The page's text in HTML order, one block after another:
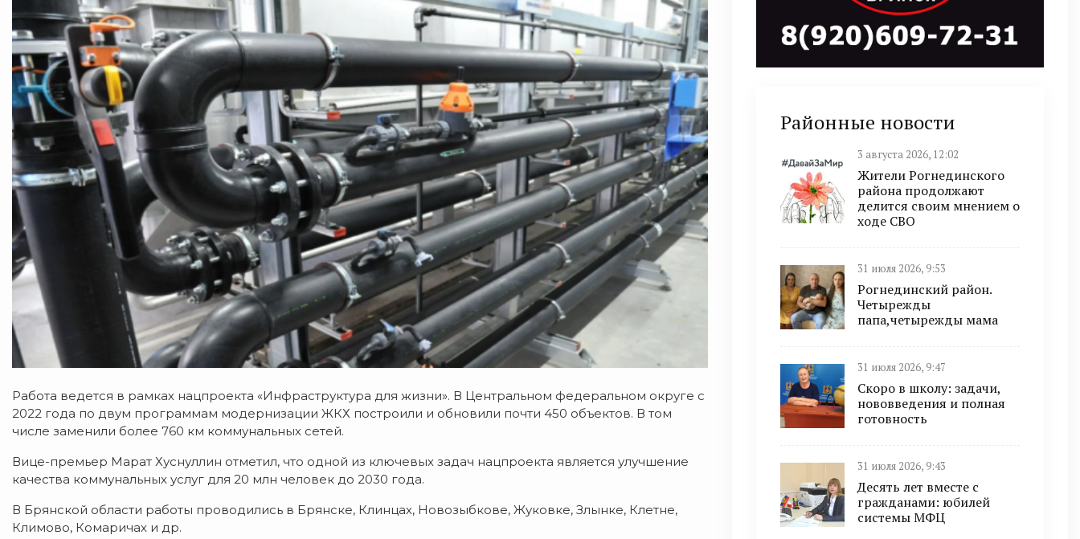
Работа ведется в рамках нацпроекта «Инфраструктура для жизни». В Центральном федеральном округе с
2022 года по двум программам модернизации ЖКХ построили и обновили почти 450 объектов. В том
числе заменили более 760 км коммунальных сетей.
Вице-премьер Марат Хуснуллин отметил, что одной из ключевых задач нацпроекта является улучшение
качества коммунальных услуг для 20 млн человек до 2030 года.
В Брянской области работы проводились в Брянске, Клинцах, Новозыбкове, Жуковке, Злынке, Клетне,
Климово, Комаричах и др.
Районные новости
3 августа 2026, 12:02
Жители Рогнединского
района продолжают
делится своим мнением о
ходе СВО
31 июля 2026, 9:53
Рогнединский район.
Четырежды
папа,четырежды мама
31 июля 2026, 9:47
Скоро в школу: задачи,
нововведения и полная
готовность
31 июля 2026, 9:43
Десять лет вместе с
гражданами: юбилей
системы МФЦ